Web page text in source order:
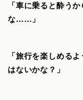
「車に乗ると酔う
な……」
「旅行を楽しめる
はないかな？」